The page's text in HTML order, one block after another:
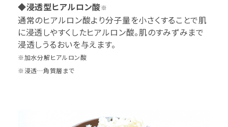
◆浸透型ヒアルロン酸※
通常のヒアルロン酸より分子量を小さくすることで肌
に浸透しやすくしたヒアルロン酸。肌のすみずみまで
浸透しうるおいを与えます。
※加水分解ヒアルロン酸
※浸透…角質層まで